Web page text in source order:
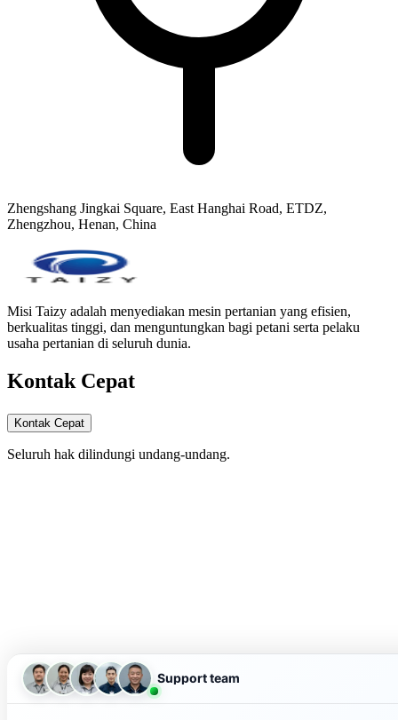
Zhengshang Jingkai Square, East Hanghai Road, ETDZ,
Zhengzhou, Henan, China
Misi Taizy adalah menyediakan mesin pertanian yang efisien,
berkualitas tinggi, dan menguntungkan bagi petani serta pelaku
usaha pertanian di seluruh dunia.
Kontak Cepat
Kontak Cepat
Seluruh hak dilindungi undang-undang.
Support team